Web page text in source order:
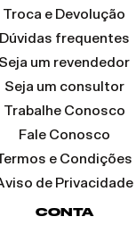
Troca e Devolução
Dúvidas frequentes
Seja um revendedor
Seja um consultor
Trabalhe Conosco
Fale Conosco
e Condições
de Privacidade
CONTA